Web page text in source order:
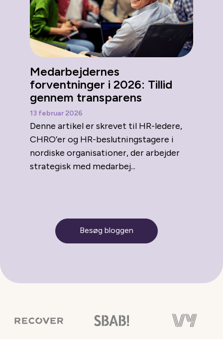
Medarbejdernes
forventninger i 2026: Tillid
gennem transparens
13 februar 2026
Denne artikel er skrevet til HR-ledere,
CHRO’er og HR-beslutningstagere i
nordiske organisationer, der arbejder
strategisk med medarbej...
Besøg bloggen